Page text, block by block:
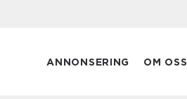
ANNONSERING OM OSS